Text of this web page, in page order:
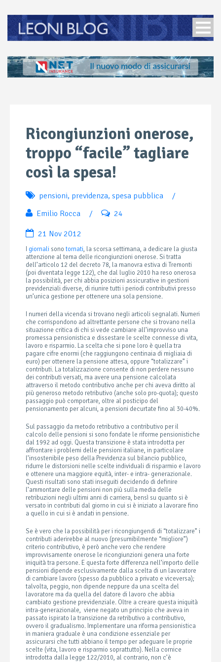
Ricongiunzioni onerose,
troppo “facile” tagliare
così la spesa!
pensioni, previdenza, spesa pubblica
/
Emilio Rocca
/ 24
21 Nov 2012
giornali sonotornati, la scorsa settimana, a dedicare la giusta
attenzione al tema delle ricongiunzioni onerose. Si tratta
dell’articolo 12 del decreto 78, la manovra estiva di Tremonti
(poi diventata legge 122), che dal luglio 2010 ha reso onerosa
la possibilità, per chi abbia posizioni assicurative in gestioni
previdenziali diverse, di riunire tutti i periodi contributivi presso
un’unica gestione per ottenere una sola pensione.
I numeri della vicenda si trovano negli articoli segnalati. Numeri
che corrispondono ad altrettante persone che si trovano nella
situazione critica di chi si vede cambiare all’improvviso una
promessa pensionistica e dissestare le scelte connesse di vita,
lavoro e risparmio. La scelta che si pone loro è quella tra
pagare cifre enormi (che raggiungono centinaia di migliaia di
euro) per ottenere la pensione attesa, oppure “totalizzare” i
contributi. La totalizzazione consente di non perdere nessuno
dei contributi versati, ma avere una pensione calcolata
attraverso il metodo contributivo anche per chi aveva diritto al
più generoso metodo retributivo (anche solo pro-quota); questo
passaggio può comportare, oltre al posticipo del
pensionamento per alcuni, a pensioni decurtate fino al 30-40%.
Sul passaggio da metodo retributivo a contributivo per il
calcolo delle pensioni si sono fondate le riforme pensionistiche
dal 1992 ad oggi. Questa transizione è stata introdotta per
affrontare i problemi delle pensioni italiane, in particolare
l’insostenibile peso della Previdenza sul bilancio pubblico,
ridurre le distorsioni nelle scelte individuali di risparmio e lavoro
e ottenere una maggiore equità, inter- e intra- generazionale.
Questi risultati sono stati inseguiti decidendo di definire
l’ammontare delle pensioni non più sulla media delle
retribuzioni negli ultimi anni di carriera, bensì su quanto si è
versato in contributi dal giorno in cui si è iniziato a lavorare fino
a quello in cui si è andati in pensione.
Se è vero che la possibilità per i ricongiungendi di “totalizzare” i
contributi aderirebbe al nuovo (presumibilmente “migliore”)
criterio contributivo, è però anche vero che rendere
improvvisamente onerose le ricongiunzioni genera una forte
iniquità tra persone. E questa forte differenza nell’importo delle
pensioni dipende esclusivamente dalla scelta di un lavoratore
di cambiare lavoro (spesso da pubblico a privato e viceversa);
talvolta, peggio, non dipende neppure da una scelta del
lavoratore ma da quella del datore di lavoro che abbia
cambiato gestione previdenziale. Oltre a creare questa iniquità
intra-generazionale, viene negato un principio che aveva in
passato ispirato la transizione da retributivo a contributivo,
ovvero il gradualismo. Implementare una riforma pensionistica
in maniera graduale è una condizione essenziale per
assicurarsi che tutti abbiano il tempo per adeguare le proprie
scelte (vita, lavoro e risparmio soprattutto). Nella cornice
introdotta dalla legge 122/2010, al contrario, non c’è